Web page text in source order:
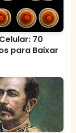
70
para Baixar